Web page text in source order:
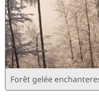
Forêt gelée